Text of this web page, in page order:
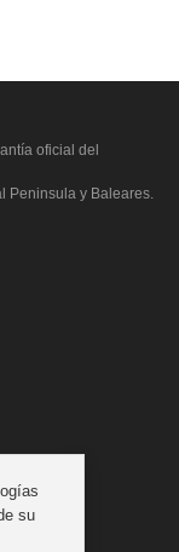
oficial del
Peninsula y Baleares.
su